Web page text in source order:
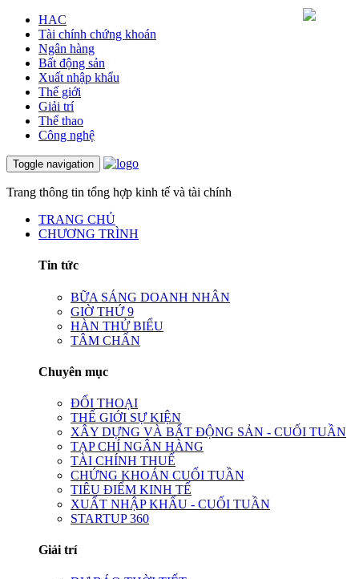
HAC
Tài chính chứng khoán
Ngân hàng
Bất động sản
Xuất nhập khẩu
Thế giới
Giải trí
Thể thao
Công nghệ
Toggle navigation
Trang thông tin tổng hợp kinh tế và tài chính
TRANG CHỦ
CHƯƠNG TRÌNH
Tin tức
BỮA SÁNG DOANH NHÂN
GIỜ THỨ 9
HÀN THỬ BIỂU
TÂM CHẤN
Chuyên mục
ĐỐI THOẠI
THẾ GIỚI SỰ KIỆN
XÂY DỰNG VÀ BẤT ĐỘNG SẢN - CUỐI TUẦN
TẠP CHÍ NGÂN HÀNG
TÀI CHÍNH THUẾ
CHỨNG KHOÁN CUỐI TUẦN
TIÊU ĐIỂM KINH TẾ
XUẤT NHẬP KHẨU - CUỐI TUẦN
STARTUP 360
Giải trí